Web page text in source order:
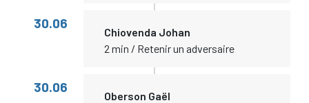
30.06
Chiovenda Johan
2 min / Retenir un adversaire
30.06
Oberson Gaël